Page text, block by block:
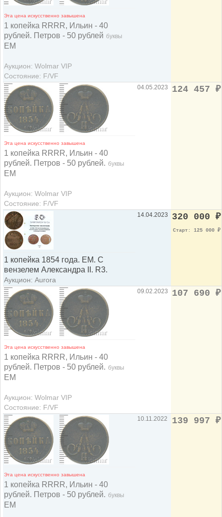
Эта цена искусственно завышена
1 копейка RRRR, Ильин - 40
рублей. Петров - 50 рублей буквы
ЕМ
Аукцион: Wolmar VIP
Состояние: F/VF
Эта цена искусственно завышена
1 копейка RRRR, Ильин - 40
рублей. Петров - 50 рублей. буквы
ЕМ
Аукцион: Wolmar VIP
Состояние: F/VF
04.05.2023 124 457 ₽
1 копейка 1854 года. ЕМ. С
вензелем Александра II. R3.
Аукцион: Aurora
14.04.2023 320 000 ₽
Старт: 125 000 ₽
Эта цена искусственно завышена
1 копейка RRRR, Ильин - 40
рублей. Петров - 50 рублей. буквы
ЕМ
Аукцион: Wolmar VIP
Состояние: F/VF
09.02.2023 107 690 ₽
Эта цена искусственно завышена
1 копейка RRRR, Ильин - 40
рублей. Петров - 50 рублей. буквы
ЕМ
10.11.2022 139 997 ₽